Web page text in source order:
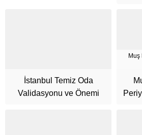
İstanbul Temiz Oda
Validasyonu ve Önemi
Muş